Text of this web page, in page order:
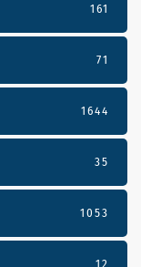
161
71
1644
35
1053
12